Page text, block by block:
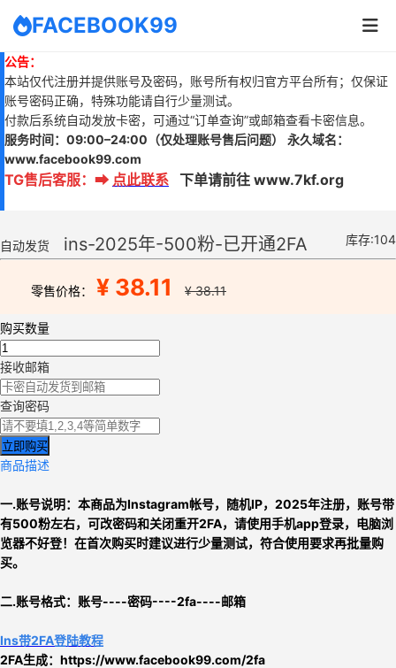
FACEBOOK99
公告：
本站仅代注册并提供账号及密码，账号所有权归官方平台所有；仅保证
账号密码正确，特殊功能请自行少量测试。
付款后系统自动发放卡密，可通过“订单查询”或邮箱查看卡密信息。
服务时间： 09:00–24:00 （仅处理账号售后问题）
永久域名：
www.facebook99.com
TG售后客服： ➡ 点此联系 下单请前往 www.7kf.org
自动发货 ins-2025年-500粉-已开通2FA 库存:104
零售价格： ¥ 38.11 ¥ 38.11
购买数量
接收邮箱
查询密码
立即购买
商品描述
一.账号说明：本商品为Instagram帐号， 随机IP，2025年注册，账号带
有500粉左右，可改密码和关闭重开2FA，请使用手机app登录，电脑浏
览器不好登！ 在首次购买时建议进行少量测试，符合使用要求再批量购
买。
二.账号格式： 账号----密码----2fa----邮箱
Ins带2FA登陆教程
2FA生成： https://www.facebook99.com/2fa